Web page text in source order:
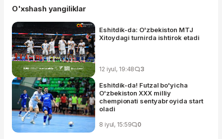
O'xshash yangiliklar
Eshitdik-da: O'zbekiston MTJ
Xitoydagi turnirda ishtirok etadi
12 iyul, 19:48 3
Eshitdik-da! Futzal bo'yicha
O'zbekiston XXX milliy
chempionati sentyabr oyida start
oladi
8 iyul, 15:59 0